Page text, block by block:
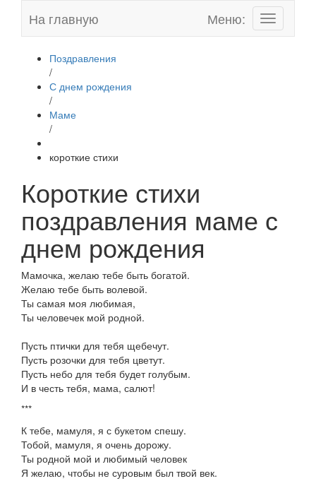
Toggle
navigation
На главную Меню:
Поздравления
/
С днем рождения
/
Маме
/
короткие стихи
Короткие стихи
поздравления маме с
днем рождения
Мамочка, желаю тебе быть богатой.
Желаю тебе быть волевой.
Ты самая моя любимая,
Ты человечек мой родной.
Пусть птички для тебя щебечут.
Пусть розочки для тебя цветут.
Пусть небо для тебя будет голубым.
И в честь тебя, мама, салют!
***
К тебе, мамуля, я с букетом спешу.
Тобой, мамуля, я очень дорожу.
Ты родной мой и любимый человек
Я желаю, чтобы не суровым был твой век.